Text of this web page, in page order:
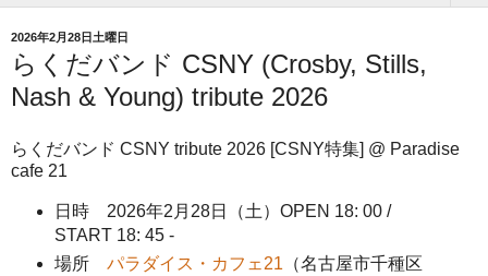
2026年2月28日土曜日
らくだバンド CSNY (Crosby, Stills,
Nash & Young) tribute 2026
らくだバンド CSNY tribute 2026 [CSNY特集] @ Paradise
cafe 21
日時 2026年2月28日（土）OPEN 18: 00 /
START 18: 45 -
場所 パラダイス・カフェ21 （名古屋市千種区